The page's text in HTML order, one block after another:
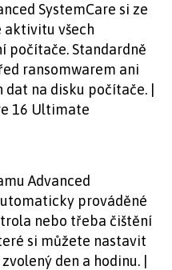
SystemCare si ze
aktivitu všech
počítače. Standardně
ransomwarem ani
na disku počítače. |
16 Ultimate
Advanced
prováděné
nebo třeba čištění
si můžete nastavit
den a hodinu. |